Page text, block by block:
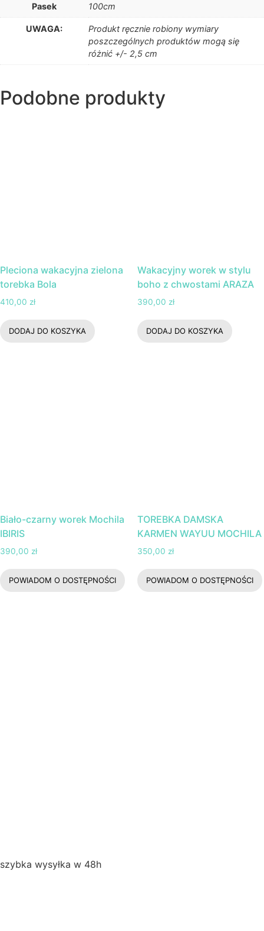
Pasek 100cm
UWAGA:
Produkt ręcznie robiony wymiary
poszczególnych produktów mogą się
różnić +/- 2,5 cm
Podobne produkty
Pleciona wakacyjna zielona
torebka Bola
410,00 zł
DODAJ DO KOSZYKA
Wakacyjny worek w stylu
boho z chwostami ARAZA
390,00 zł
DODAJ DO KOSZYKA
Biało-czarny worek Mochila
IBIRIS
390,00 zł
POWIADOM O DOSTĘPNOŚCI
TOREBKA DAMSKA
KARMEN WAYUU MOCHILA
350,00 zł
POWIADOM O DOSTĘPNOŚCI
szybka wysyłka w 48h